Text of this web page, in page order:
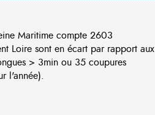
Maritime compte 2603
Loire sont en écart par rapport aux
> 3min ou 35 coupures
l'année).